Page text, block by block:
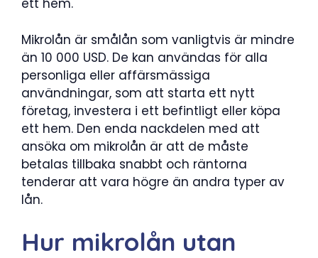
ett hem.
Mikrolån är smålån som vanligtvis är mindre
än 10 000 USD. De kan användas för alla
personliga eller affärsmässiga
användningar, som att starta ett nytt
företag, investera i ett befintligt eller köpa
ett hem. Den enda nackdelen med att
ansöka om mikrolån är att de måste
betalas tillbaka snabbt och räntorna
tenderar att vara högre än andra typer av
lån.
Hur mikrolån utan